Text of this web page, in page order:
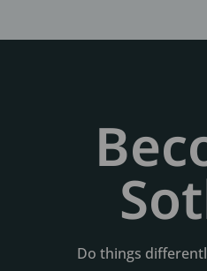
Do things